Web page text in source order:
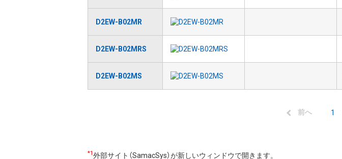
D2EW-B02MR
D2EW-B02MRS
D2EW-B02MS
送
前
前へ
カ
1
*1外部サイト（SamacSys）が新しいウィンドウで開きます。